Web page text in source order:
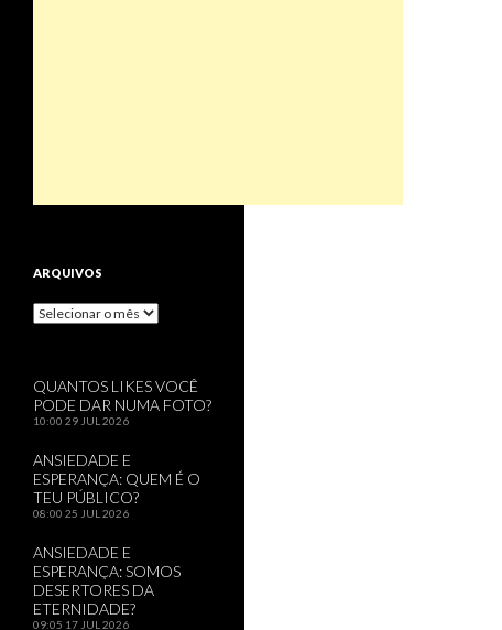
ARQUIVOS
Arquivos
QUANTOS LIKES VOCÊ
PODE DAR NUMA FOTO?
10:00 29 JUL 2026
ANSIEDADE E
ESPERANÇA: QUEM É O
TEU PÚBLICO?
08:00 25 JUL 2026
ANSIEDADE E
ESPERANÇA: SOMOS
DESERTORES DA
ETERNIDADE?
09:05 17 JUL 2026